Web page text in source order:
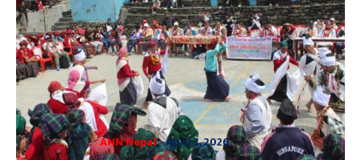
ANN Nepal -April 3, 2026